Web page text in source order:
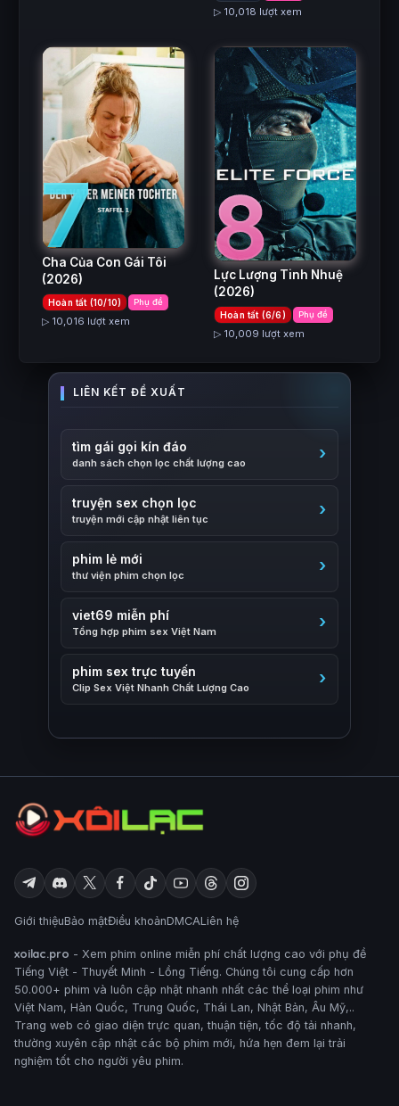
▷ 10,018 lượt xem
7
Cha Của Con Gái Tôi
(2026)
Hoàn tất (10/10) Phụ đề
▷ 10,016 lượt xem
8
Lực Lượng Tinh Nhuệ
(2026)
Hoàn tất (6/6) Phụ đề
▷ 10,009 lượt xem
tìm gái gọi kín đáo
danh sách chọn lọc chất lượng cao
truyện sex chọn lọc
truyện mới cập nhật liên tục
phim lẻ mới
thư viện phim chọn lọc
viet69 miễn phí
Tổng hợp phim sex Việt Nam
phim sex trực tuyến
Clip Sex Việt Nhanh Chất Lượng Cao
Giới thiệuBảo mậtĐiều khoảnDMCALiên hệ
xoilac.pro - Xem phim online miễn phí chất lượng cao với phụ đề
Tiếng Việt - Thuyết Minh - Lồng Tiếng. Chúng tôi cung cấp hơn
50.000+ phim và luôn cập nhật nhanh nhất các thể loại phim như
Việt Nam, Hàn Quốc, Trung Quốc, Thái Lan, Nhật Bản, Âu Mỹ,..
Trang web có giao diện trực quan, thuận tiện, tốc độ tải nhanh,
thường xuyên cập nhật các bộ phim mới, hứa hẹn đem lại trải
nghiệm tốt cho người yêu phim.